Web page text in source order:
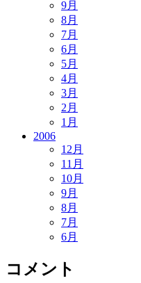
9月
8月
7月
6月
5月
4月
3月
2月
1月
2006
12月
11月
10月
9月
8月
7月
6月
コメント